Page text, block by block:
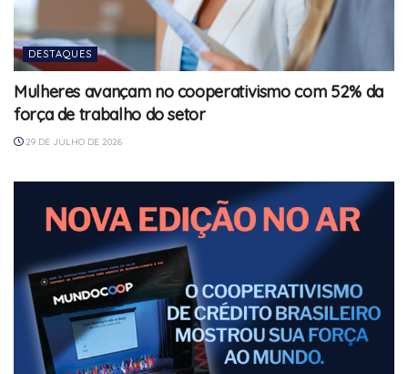
DESTAQUES
Mulheres avançam no cooperativismo com 52% da
força de trabalho do setor
29 DE JULHO DE 2026